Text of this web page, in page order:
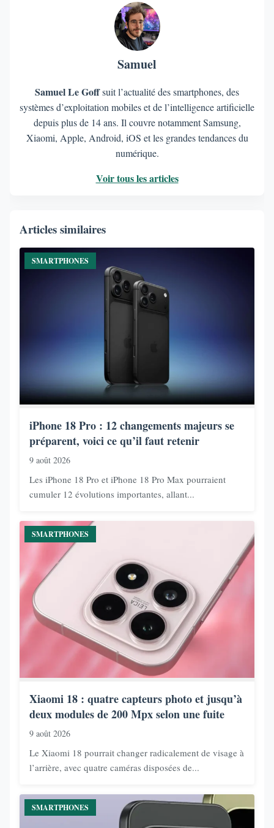
Samuel
Samuel Le Goffsuit l’actualité des smartphones, des
systèmes d’exploitation mobiles et de l’intelligence artificielle
depuis plus de 14 ans. Il couvre notamment Samsung,
Xiaomi, Apple, Android, iOS et les grandes tendances du
numérique.
Voir tous les articles
Articles similaires
SMARTPHONES
iPhone 18 Pro : 12 changements majeurs se
préparent, voici ce qu’il faut retenir
9 août 2026
Les iPhone 18 Pro et iPhone 18 Pro Max pourraient
cumuler 12 évolutions importantes, allant...
SMARTPHONES
Xiaomi 18 : quatre capteurs photo et jusqu’à
deux modules de 200 Mpx selon une fuite
9 août 2026
Le Xiaomi 18 pourrait changer radicalement de visage à
l’arrière, avec quatre caméras disposées de...
SMARTPHONES